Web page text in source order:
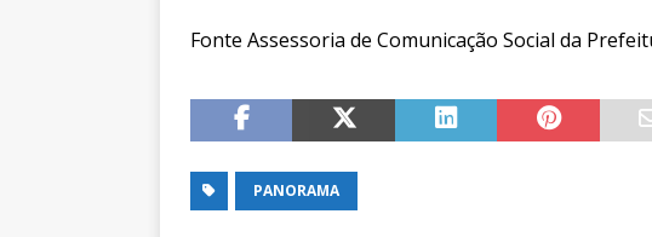
Fonte Assessoria de Comunicação Social da
PANORAMA